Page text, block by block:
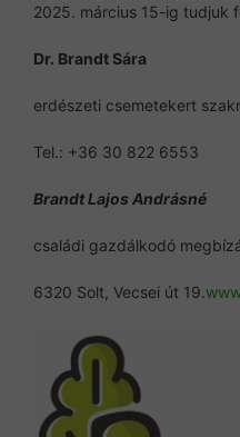
2025. március 15-ig tudjuk
Dr. Brandt Sára
erdészeti csemetekert
Tel.: +36 30 822 6553
Brandt Lajos Andrásné
családi gazdálkodó
6320 Solt, Vecsei út 19.